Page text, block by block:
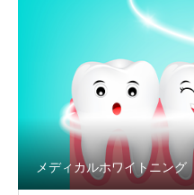
メディカルホワイトニング